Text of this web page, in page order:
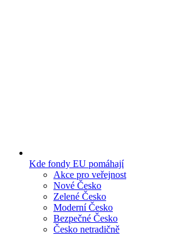
Kde fondy EU pomáhají
Akce pro veřejnost
Nové Česko
Zelené Česko
Moderní Česko
Bezpečné Česko
Česko netradičně